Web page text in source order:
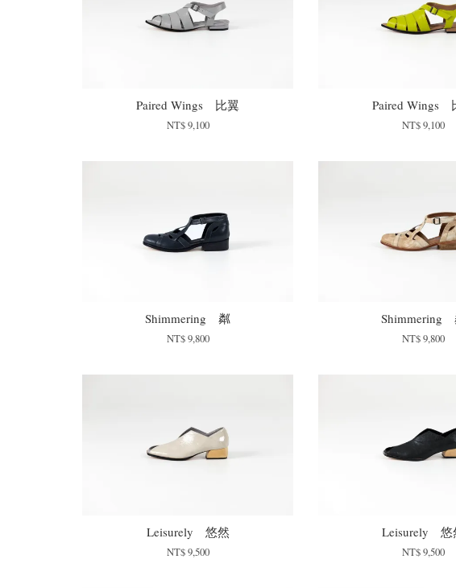
Paired Wings 比翼
NT$ 9,100
Paired Wings
NT$ 9,100
Shimmering 粼
NT$ 9,800
Shimmering
NT$ 9,800
Leisurely 悠然
NT$ 9,500
Leisurely 悠
NT$ 9,500